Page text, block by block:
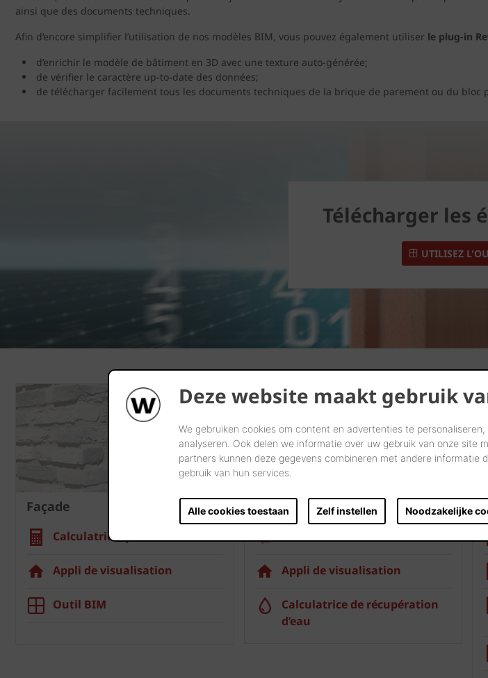
Deze website maakt gebruik
We gebruiken cookies om content en advertenties te
analyseren. Ook delen we informatie over uw gebruik van onze site
partners kunnen deze gegevens combineren met andere
gebruik van hun services.
Alle cookies toestaan Zelf instellen Noodzakelijke
ainsi que des documents techniques.
Afin d’encore simplifier l’utilisation de nos modèles BIM, vous pouvez également utiliser le plug-in
d’enrichir le modèle de bâtiment en 3D avec une texture auto-générée;
de vérifier le caractère up-to-date des données;
de télécharger facilement tous les documents techniques de la brique de parement ou du
Télécharger les
UTILISEZ
Façade
Calculatrice quantité
Appli de visualisation
Outil BIM
Toiture
Fixation des tuiles
Appli de visualisation
Calculatrice de récupération
d’eau